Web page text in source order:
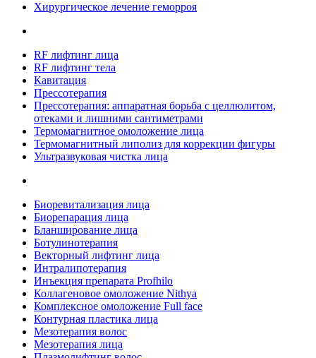
Хирургическое лечение геморроя
RF лифтинг лица
RF лифтинг тела
Кавитация
Прессотерапия
Прессотерапия: аппаратная борьба с целлюлитом,
отеками и лишними сантиметрами
Термомагнитное омоложение лица
Термомагнитный липолиз для коррекции фигуры
Ультразвуковая чистка лица
Биоревитализация лица
Биорепарация лица
Бланширование лица
Ботулинотерапия
Векторный лифтинг лица
Интралипотерапия
Инъекция препарата Profhilo
Коллагеновое омоложение Nithya
Комплексное омоложение Full face
Контурная пластика лица
Мезотерапия волос
Мезотерапия лица